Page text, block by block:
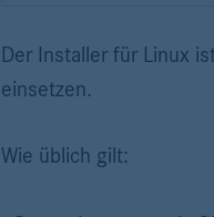
Der Installer für Linux
einsetzen.
Wie üblich gilt: